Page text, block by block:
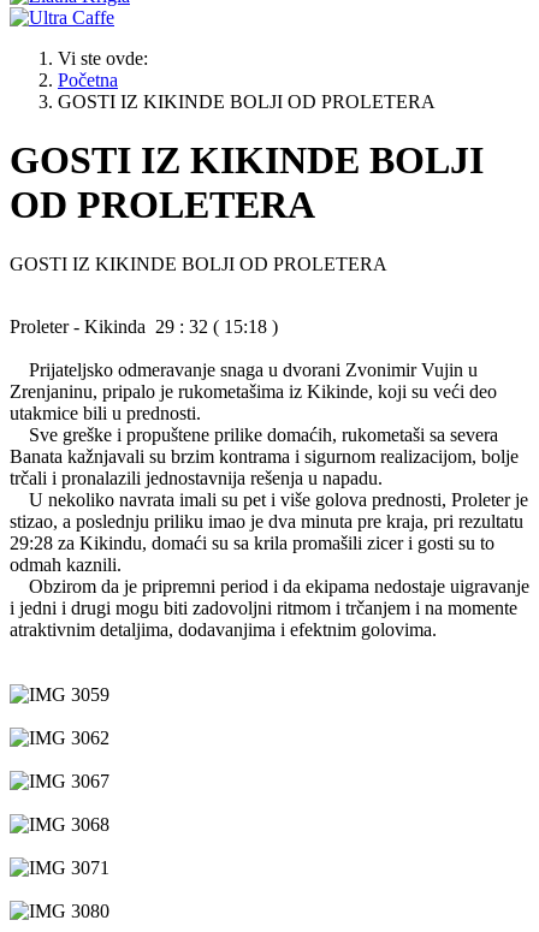
Vi ste ovde:
Početna
GOSTI IZ KIKINDE BOLJI OD PROLETERA
GOSTI IZ KIKINDE BOLJI
OD PROLETERA
GOSTI IZ KIKINDE BOLJI OD PROLETERA
Proleter - Kikinda 29 : 32 ( 15:18 )
Prijateljsko odmeravanje snaga u dvorani Zvonimir Vujin u
Zrenjaninu, pripalo je rukometašima iz Kikinde, koji su veći deo
utakmice bili u prednosti.
Sve greške i propuštene prilike domaćih, rukometaši sa severa
Banata kažnjavali su brzim kontrama i sigurnom realizacijom, bolje
trčali i pronalazili jednostavnija rešenja u napadu.
U nekoliko navrata imali su pet i više golova prednosti, Proleter je
stizao, a poslednju priliku imao je dva minuta pre kraja, pri rezultatu
29:28 za Kikindu, domaći su sa krila promašili zicer i gosti su to
odmah kaznili.
Obzirom da je pripremni period i da ekipama nedostaje uigravanje
i jedni i drugi mogu biti zadovoljni ritmom i trčanjem i na momente
atraktivnim detaljima, dodavanjima i efektnim golovima.